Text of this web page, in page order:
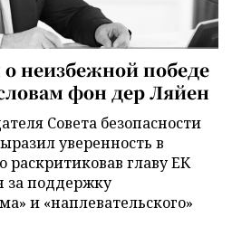
неизбежной победе
фон дер Ляйен
Совета безопасности
уверенность в
раскритиковав главу ЕК
за поддержку
и «наплевательского»